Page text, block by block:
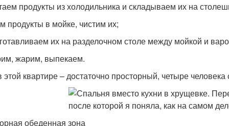
продукты из холодильника и складываем их на
в мойке, чистим их;
их на разделочном столе между мойкой и
жарим, выпекаем.
этой квартире – достаточно просторный, четыре
обеденная зона